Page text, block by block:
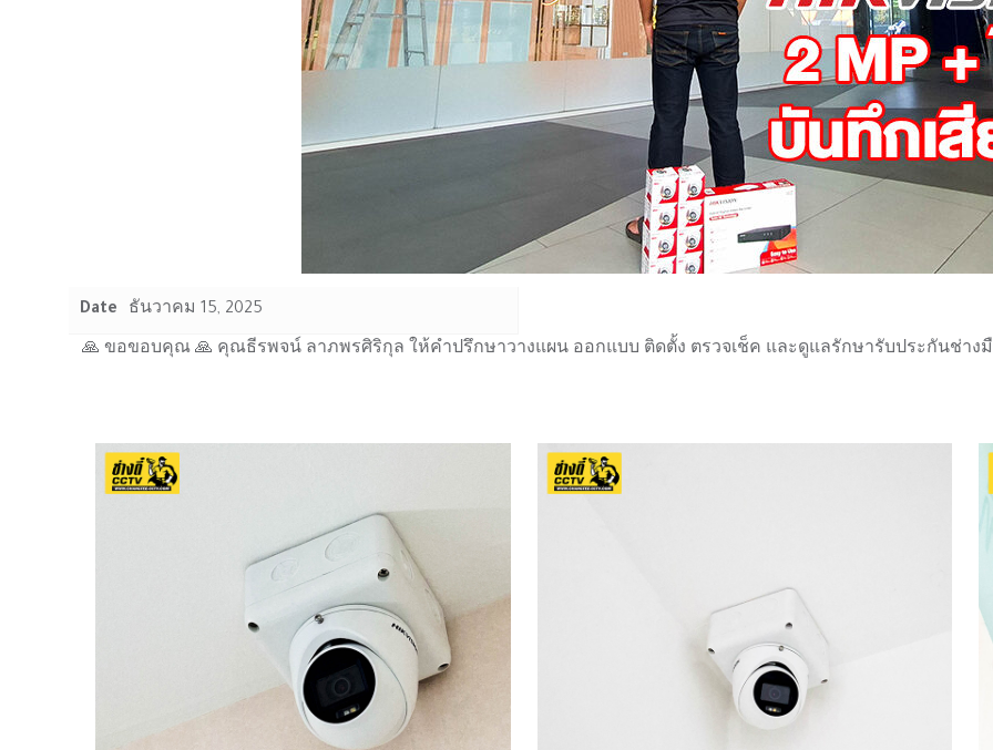
Date ธันวาคม 15, 2025
🙏 ขอขอบคุณ 🙏 คุณธีรพจน์ ลาภพรศิริกุล ให้คำปรึกษาวางแผน ออกแบบ ติดตั้ง ตรวจเช็ค และดูแลรักษารับประกันช่าง